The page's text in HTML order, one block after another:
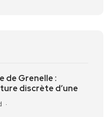
de Grenelle :
discrète d’une